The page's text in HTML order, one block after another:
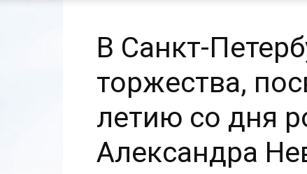
В Санкт-
торжества,
летию со дня
Александра